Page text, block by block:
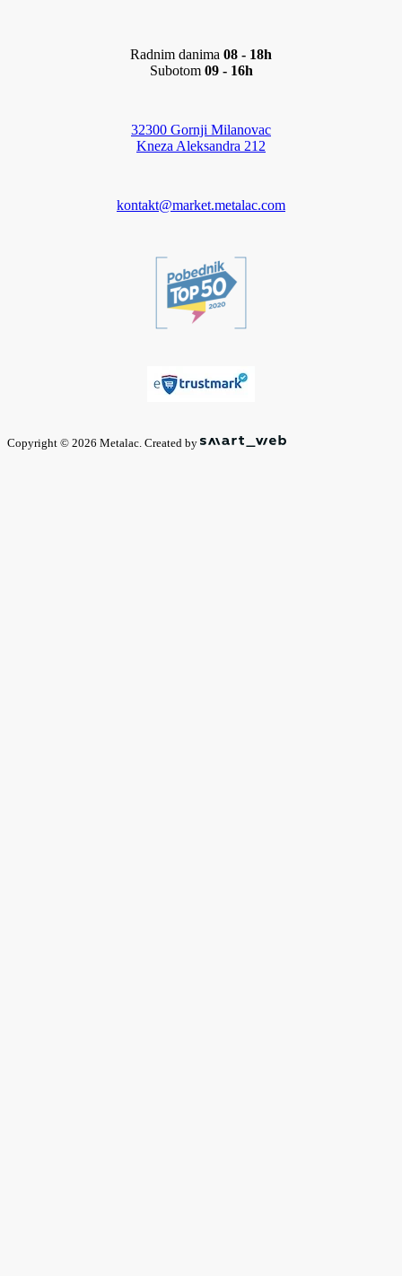
Radnim danima 08 - 18h
Subotom 09 - 16h
32300 Gornji Milanovac
Kneza Aleksandra 212
kontakt@market.metalac.com
Copyright © 2026 Metalac. Created by